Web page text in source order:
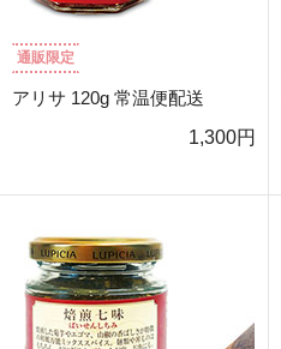
通販限定
アリサ 120g 常温便配送
1,300円